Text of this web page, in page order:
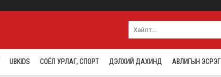
UBKIDS СОЁЛ УРЛАГ, СПОРТ ДЭЛХИЙ ДАХИНД АВЛИГЫН ЭСРЭГ